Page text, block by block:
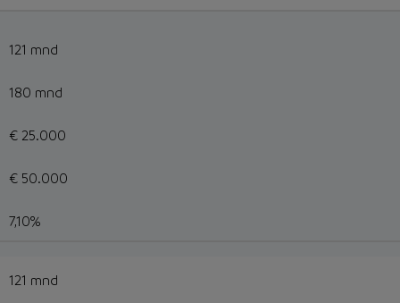
121 mnd
180 mnd
€ 25.000
€ 50.000
7,10%
121 mnd